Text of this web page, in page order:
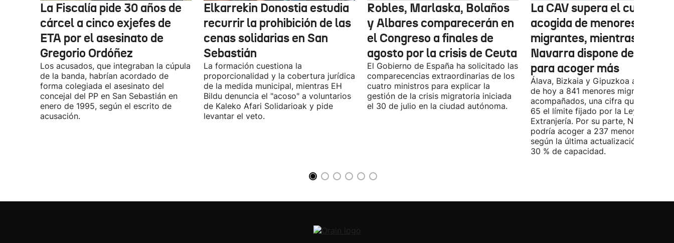
La Fiscalía pide 30 años de
cárcel a cinco exjefes de
ETA por el asesinato de
Gregorio Ordóñez
Los acusados, que integraban la cúpula
de la banda, habrían acordado de
forma colegiada el asesinato del
concejal del PP en San Sebastián en
enero de 1995, según el escrito de
acusación.
Elkarrekin Donostia estudia
recurrir la prohibición de las
cenas solidarias en San
Sebastián
La formación cuestiona la
proporcionalidad y la cobertura jurídica
de la medida municipal, mientras EH
Bildu denuncia el "acoso" a voluntarios
de Kaleko Afari Solidarioak y pide
levantar el veto.
Robles, Marlaska, Bolaños
y Albares comparecerán en
el Congreso a finales de
agosto por la crisis de Ceuta
El Gobierno de España ha solicitado las
comparecencias extraordinarias de los
cuatro ministros para explicar la
gestión de la crisis migratoria iniciada
el 30 de julio en la ciudad autónoma.
La CAV supera el cupo de
acogida de menores
migrantes, mientras
Navarra dispone de
para acoger más
Álava, Bizkaia y Gipuzkoa acogen a
de hoy a 841 menores migrantes no
acompañados, una cifra que supera
65 el límite fijado por la Ley de
Extranjería. Por su parte, Navarra
podría acoger a 237 menores,
según la última actualización, está al
30 % de capacidad.